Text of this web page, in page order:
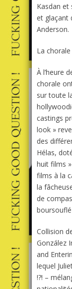
Kasdan et
et glaçant
Anderson.
La chorale
À l’heure
chorale
sur toute
castings
look »
des
Hélas,
huit films
films à la
la
de
Collision
González
and
lequel
!?! –